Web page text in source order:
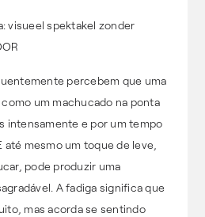
percebem que uma
um machucado na ponta
intensamente e por um tempo
até mesmo um toque de leve,
pode produzir uma
A fadiga significa que
mas acorda se sentindo